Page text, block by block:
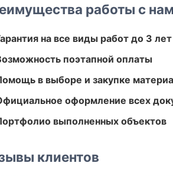
работы с
на все виды работ до 3 лет
поэтапной оплаты
в выборе и закупке
оформление всех
выполненных объектов
клиентов